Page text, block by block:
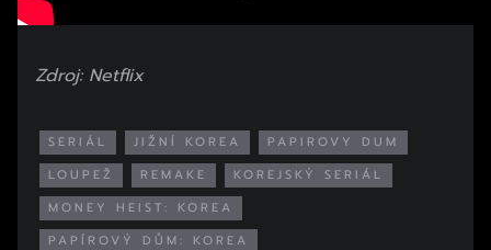
Zdroj: Netflix
SERIÁL JIŽNÍ KOREA
PAPIROVY DUM
LOUPEŽ
REMAKE
KOREJSKÝ SERIÁL
MONEY HEIST: KOREA
PAPÍROVÝ DŮM: KOREA